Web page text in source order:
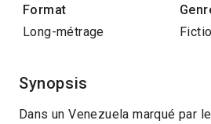
Format
Long-métrage
Synopsis
Dans un Venezuela marqué par